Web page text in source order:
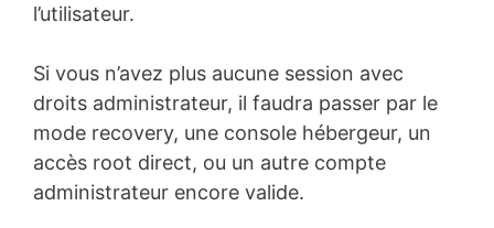
l’utilisateur.
Si vous n’avez plus aucune session avec
droits administrateur, il faudra passer par le
mode recovery, une console hébergeur, un
accès root direct, ou un autre compte
administrateur encore valide.